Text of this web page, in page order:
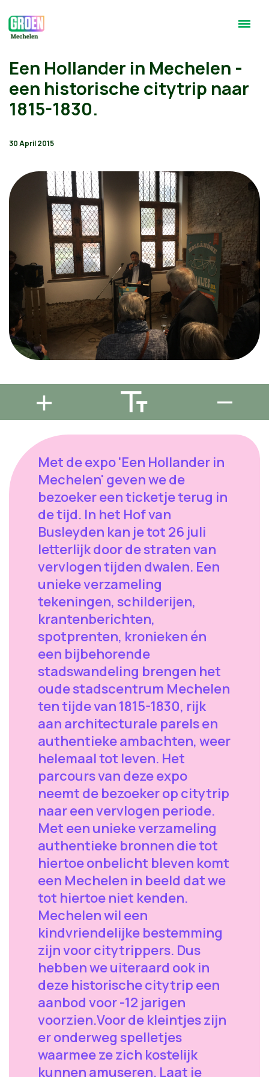
Een Hollander in Mechelen -
een historische citytrip naar
1815-1830.
30 April 2015
Met de expo 'Een Hollander in
Mechelen' geven we de
bezoeker een ticketje terug in
de tijd. In het Hof van
Busleyden kan je tot 26 juli
letterlijk door de straten van
vervlogen tijden dwalen. Een
unieke verzameling
tekeningen, schilderijen,
krantenberichten,
spotprenten, kronieken én
een bijbehorende
stadswandeling brengen het
oude stadscentrum Mechelen
ten tijde van 1815-1830, rijk
aan architecturale parels en
authentieke ambachten, weer
helemaal tot leven. Het
parcours van deze expo
neemt de bezoeker op citytrip
naar een vervlogen periode.
Met een unieke verzameling
authentieke bronnen die tot
hiertoe onbelicht bleven komt
een Mechelen in beeld dat we
tot hiertoe niet kenden.
Mechelen wil een
kindvriendelijke bestemming
zijn voor citytrippers. Dus
hebben we uiteraard ook in
deze historische citytrip een
aanbod voor -12 jarigen
voorzien.Voor de kleintjes zijn
er onderweg spelletjes
waarmee ze zich kostelijk
kunnen amuseren. Laat je